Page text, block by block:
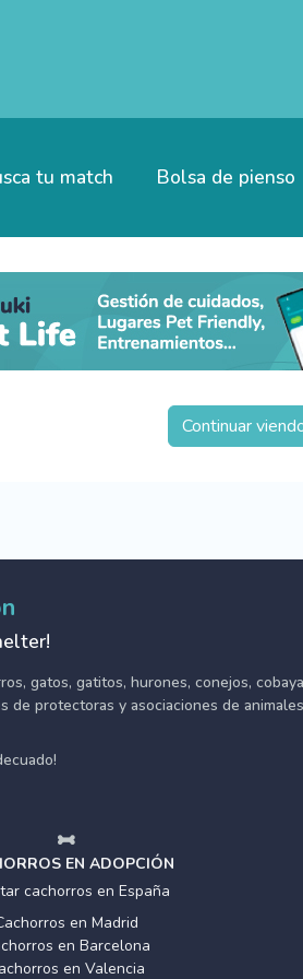
tu match Bolsa de pienso
Continuar
gatos, gatitos, hurones, conejos,
de protectoras y asociaciones de
EN ADOPCIÓN
cachorros en España
en Madrid
en Barcelona
en Valencia